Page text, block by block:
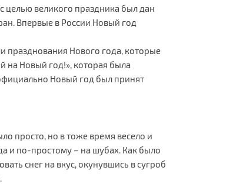
целью великого праздника был дан
Впервые в России Новый год
празднования Нового года, которые
на Новый год!», которая была
Новый год был принят
просто, но в тоже время весело и
и по-простому – на шубах. Как было
снег на вкус, окунувшись в сугроб